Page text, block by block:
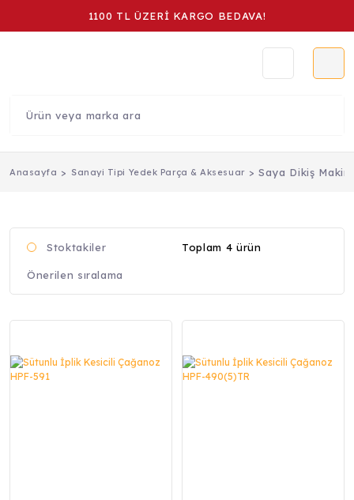
1100 TL ÜZERİ KARGO BEDAVA!
Anasayfa Sanayi Tipi Yedek Parça & Aksesuar Saya Dikiş
Stoktakiler Toplam 4 ürün